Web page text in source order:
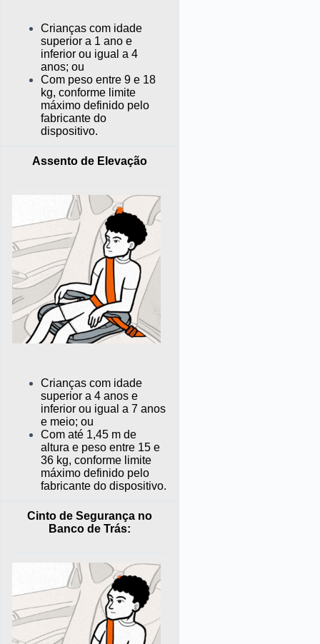
Crianças com idade
superior a 1 ano e
inferior ou igual a 4
anos; ou
Com peso entre 9 e 18
kg, conforme limite
máximo definido pelo
fabricante do
dispositivo.
Assento de Elevação
Crianças com idade
superior a 4 anos e
inferior ou igual a 7 anos
e meio; ou
Com até 1,45 m de
altura e peso entre 15 e
36 kg, conforme limite
máximo definido pelo
fabricante do dispositivo.
Cinto de Segurança no
Banco de Trás: